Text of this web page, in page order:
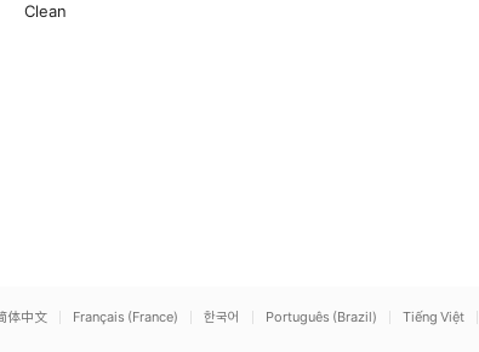
Clean
体中文 Français (France) 한국어 Português (Brazil) Tiếng Việt